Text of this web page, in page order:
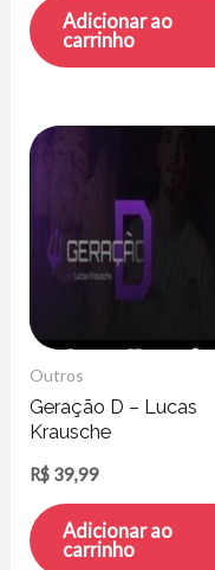
Adicionar ao
carrinho
Outros
Geração D – Lucas
Krausche
R$ 39,99
Adicionar ao
carrinho